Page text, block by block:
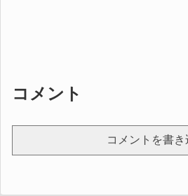
コメント
コメントを書き